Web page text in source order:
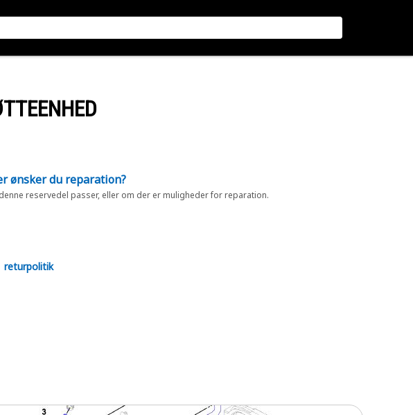
ønsker du reparation?
reservedel passer, eller om der er muligheder for reparation.
returpolitik